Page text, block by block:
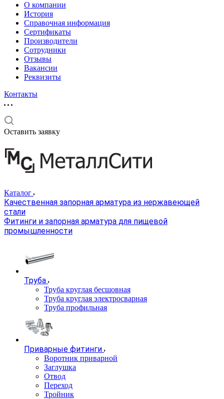
О компании
История
Справочная информация
Сертификаты
Производители
Сотрудники
Отзывы
Вакансии
Реквизиты
Контакты
Оставить заявку
Каталог
Качественная запорная арматура из нержавеющей
стали
Фитинги и запорная арматура для пищевой
промышленности
Труба
Труба круглая бесшовная
Труба круглая электросварная
Труба профильная
Приварные фитинги
Воротник приварной
Заглушка
Отвод
Переход
Тройник